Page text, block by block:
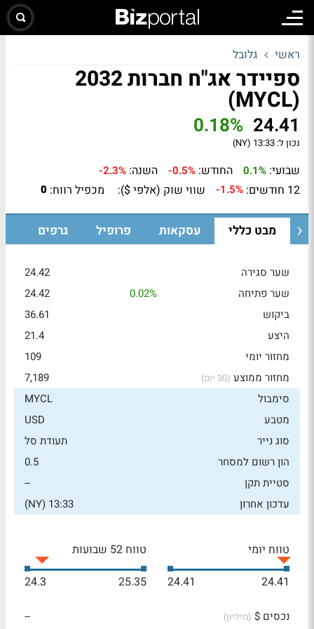
ראשי גלובל
ספיידר אג"ח חברות 2032
(MYCL)
24.41
0.18%
נכון ל: 13:33 (NY)
שבועי: 0.1% החודש: -0.5% השנה: -2.3%
12 חודשים: -1.5% שווי שוק (אלפי $): מכפיל רווח: 0
מבט כללי עסקאות פרופיל גרפים
שער סגירה
24.42
שער פתיחה
0.02%
24.42
ביקוש
36.61
היצע
21.4
מחזור יומי
109
מחזור ממוצע (30 יום)
7,189
סימבול
MYCL
מטבע
USD
סוג נייר
תעודת סל
הון רשום למסחר
0.5
סטיית תקן
--
עדכון אחרון
13:33 (NY)
טווח יומי
24.41
24.41
טווח 52 שבועות
25.35
24.3
נכסים $ (מיליון)
--